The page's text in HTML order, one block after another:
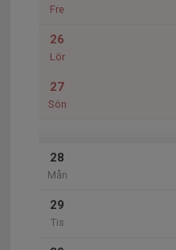
Fre
26
Lör
27
Sön
28
Mån
29
Tis